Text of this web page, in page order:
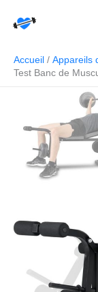
Accueil
Appareils
Test Banc de